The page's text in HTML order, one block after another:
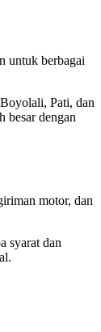
untuk berbagai
Pati, dan
besar dengan
motor, dan
syarat dan